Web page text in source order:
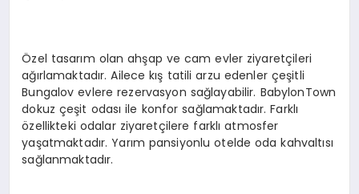
Özel tasarım olan ahşap ve cam evler ziyaretçileri
ağırlamaktadır. Ailece kış tatili arzu edenler çeşitli
Bungalov evlere rezervasyon sağlayabilir. BabylonTown
dokuz çeşit odası ile konfor sağlamaktadır. Farklı
özellikteki odalar ziyaretçilere farklı atmosfer
yaşatmaktadır. Yarım pansiyonlu otelde oda kahvaltısı
sağlanmaktadır.